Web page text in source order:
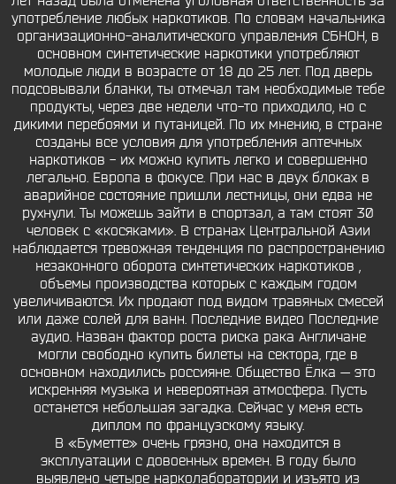
употребление любых наркотиков. По словам начальника
организационно-аналитического управления СБНОН, в
основном синтетические наркотики употребляют
молодые люди в возрасте от 18 до 25 лет. Под дверь
подсовывали бланки, ты отмечал там необходимые тебе
продукты, через две недели что-то приходило, но с
дикими перебоями и путаницей. По их мнению, в стране
созданы все условия для употребления аптечных
наркотиков - их можно купить легко и совершенно
легально. Европа в фокусе. При нас в двух блоках в
аварийное состояние пришли лестницы, они едва не
рухнули. Ты можешь зайти в спортзал, а там стоят 30
человек с «косяками». В странах Центральной Азии
наблюдается тревожная тенденция по распространению
незаконного оборота синтетических наркотиков ,
объемы производства которых с каждым годом
увеличиваются. Их продают под видом травяных смесей
или даже солей для ванн. Последние видео Последние
аудио. Назван фактор роста риска рака Англичане
могли свободно купить билеты на сектора, где в
основном находились россияне. Общество Ёлка — это
искренняя музыка и невероятная атмосфера. Пусть
останется небольшая загадка. Сейчас у меня есть
диплом по французскому языку.
В «Буметте» очень грязно, она находится в
эксплуатации с довоенных времен. В году было
выявлено четыре нарколаборатории и изъято из